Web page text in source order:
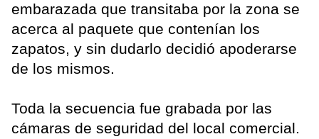
embarazada que transitaba por la zona se
acerca al paquete que contenían los
zapatos, y sin dudarlo decidió apoderarse
de los mismos.
Toda la secuencia fue grabada por las
cámaras de seguridad del local comercial.